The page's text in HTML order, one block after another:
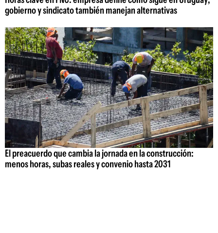
gobierno y sindicato también manejan alternativas
El preacuerdo que cambia la jornada en la construcción:
menos horas, subas reales y convenio hasta 2031